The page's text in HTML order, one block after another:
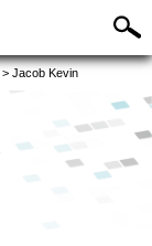
> Jacob Kevin